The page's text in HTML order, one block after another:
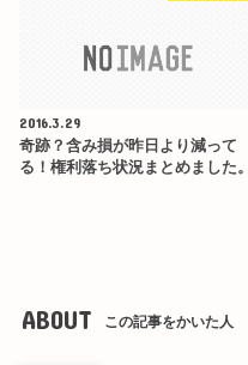
2016.3.29
奇跡？含み損が昨日より減って
る！権利落ち状況まとめました。
ABOUT この記事をかいた人